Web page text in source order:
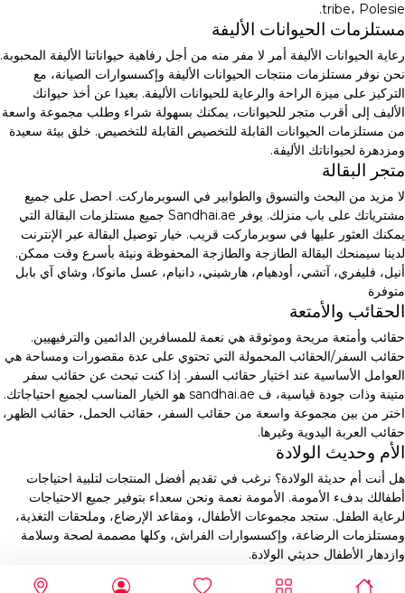
tribe، Polesie.
مستلزمات الحيوانات الأليفة
رعاية الحيوانات الأليفة أمر لا مفر منه من أجل رفاهية حيواناتنا الأليفة المحبوبة.
نحن نوفر مستلزمات منتجات الحيوانات الأليفة وإكسسوارات الصيانة، مع
التركيز على ميزة الراحة والرعاية للحيوانات الأليفة. بعيدا عن أخذ حيوانك
الأليف إلى أقرب متجر للحيوانات، يمكنك بسهولة شراء وطلب مجموعة واسعة
من مستلزمات الحيوانات القابلة للتخصيص القابلة للتخصيص. خلق بيئة سعيدة
ومزدهرة لحيواناتك الأليفة.
متجر البقالة
لا مزيد من البحث والتسوق والطوابير في السوبرماركت. احصل على جميع
مشترياتك على باب منزلك. يوفر Sandhai.ae جميع مستلزمات البقالة التي
يمكنك العثور عليها في سوبرماركت قريب. خيار توصيل البقالة عبر الإنترنت
لدينا سيمنحك البقالة الطازجة والطازجة المحفوظة ونيئة بأسرع وقت ممكن.
أنيل، فليفري، آتشي، أودهيام، هارشيني، دانيام، عسل مانوكا، وشاي آي بابل
متوفرة
الحقائب والأمتعة
حقائب وأمتعة مريحة وموثوقة هي نعمة للمسافرين الدائمين والترفيهيين.
حقائب السفر/الحقائب المحمولة التي تحتوي على عدة مقصورات ومساحة هي
العوامل الأساسية عند اختيار حقائب السفر. إذا كنت تبحث عن حقائب سفر
متينة وذات جودة قياسية، ف sandhai.ae هو الخيار المناسب لجميع احتياجاتك.
اختر من بين مجموعة واسعة من حقائب السفر، حقائب الحمل، حقائب الظهر،
حقائب العربة اليدوية وغيرها.
الأم وحديث الولادة
هل أنت أم حديثة الولادة؟ نرغب في تقديم أفضل المنتجات لتلبية احتياجات
أطفالك بدفء الأمومة. الأمومة نعمة ونحن سعداء بتوفير جميع الاحتياجات
لرعاية الطفل. ستجد مجموعات الأطفال، ومقاعد الإرضاع، وملحقات التغذية،
ومستلزمات الرضاعة، وإكسسوارات الفراش، وكلها مصممة لصحة وسلامة
وازدهار الأطفال حديثي الولادة.